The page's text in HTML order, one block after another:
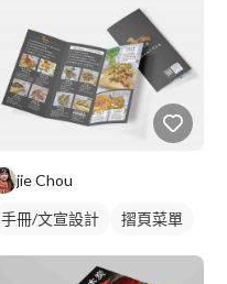
jie Chou
手冊/文宣設計 摺頁菜單